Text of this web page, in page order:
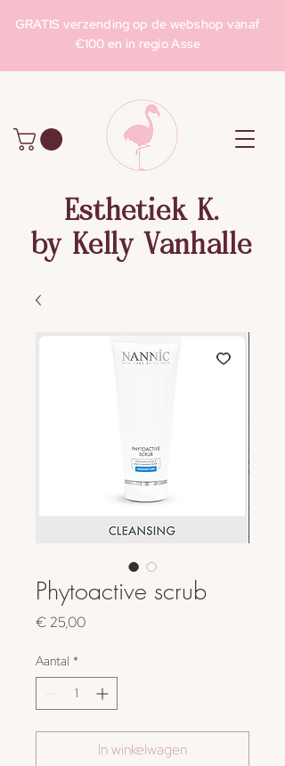
GRATIS verzending op de webshop vanaf
€100 en in regio Asse
Esthetiek K.
by Kelly Vanhalle
Phytoactive scrub
€ 25,00Prijs
Aantal *
In winkelwagen